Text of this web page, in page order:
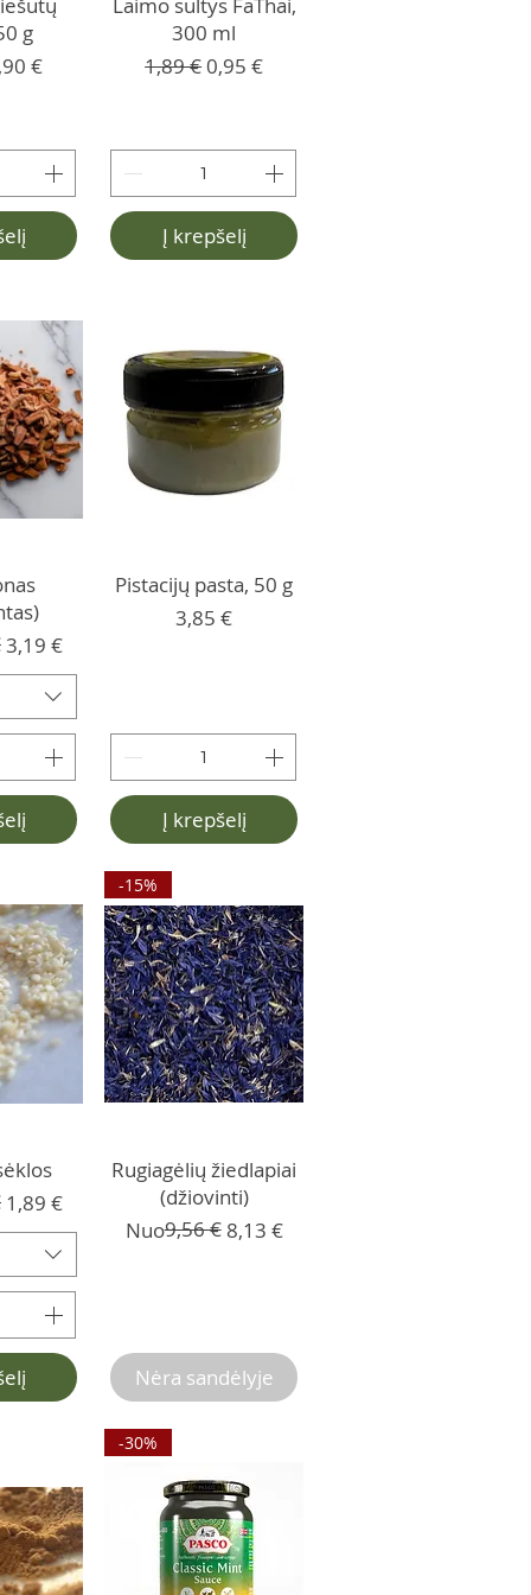
g
kaina
€
300 ml
Įprastinė kaina
1,89 €Pardavimo kaina
0,95 €
Į krepšelį
3,19 €
kaina
Pistacijų pasta, 50 g
Kaina
3,85 €
Į krepšelį
1,89 €
kaina
-15%
Rugiagėlių žiedlapiai
(džiovinti)
Nuo
Įprastinė kaina
9,56 € 8,13 €
Pardavimo kaina
Nėra sandėlyje
-30%